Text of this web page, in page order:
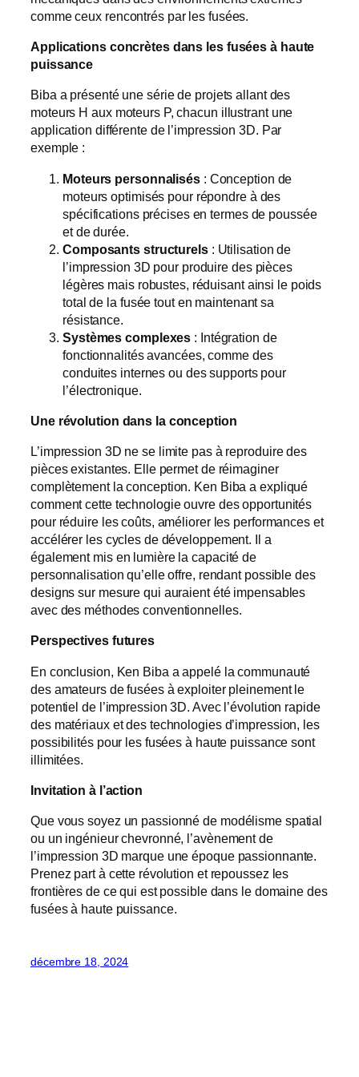
comme ceux rencontrés par les fusées.
Applications concrètes dans les fusées à haute
puissance
Biba a présenté une série de projets allant des
moteurs H aux moteurs P, chacun illustrant une
application différente de l’impression 3D. Par
exemple :
Moteurs personnalisés: Conception de
moteurs optimisés pour répondre à des
spécifications précises en termes de poussée
et de durée.
Composants structurels: Utilisation de
l’impression 3D pour produire des pièces
légères mais robustes, réduisant ainsi le poids
total de la fusée tout en maintenant sa
résistance.
Systèmes complexes : Intégration de
fonctionnalités avancées, comme des
conduites internes ou des supports pour
l’électronique.
Une révolution dans la conception
L’impression 3D ne se limite pas à reproduire des
pièces existantes. Elle permet de réimaginer
complètement la conception. Ken Biba a expliqué
comment cette technologie ouvre des opportunités
pour réduire les coûts, améliorer les performances et
accélérer les cycles de développement. Il a
également mis en lumière la capacité de
personnalisation qu’elle offre, rendant possible des
designs sur mesure qui auraient été impensables
avec des méthodes conventionnelles.
Perspectives futures
En conclusion, Ken Biba a appelé la communauté
des amateurs de fusées à exploiter pleinement le
potentiel de l’impression 3D. Avec l’évolution rapide
des matériaux et des technologies d’impression, les
possibilités pour les fusées à haute puissance sont
illimitées.
Invitation à l’action
Que vous soyez un passionné de modélisme spatial
ou un ingénieur chevronné, l’avènement de
l’impression 3D marque une époque passionnante.
Prenez part à cette révolution et repoussez les
frontières de ce qui est possible dans le domaine des
fusées à haute puissance.
décembre 18, 2024